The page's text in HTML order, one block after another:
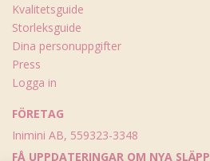
Kvalitetsguide
Storleksguide
Dina personuppgifter
Press
Logga in
FÖRETAG
Inimini AB, 559323-3348
FÅ UPPDATERINGAR OM NYA SLÄPP